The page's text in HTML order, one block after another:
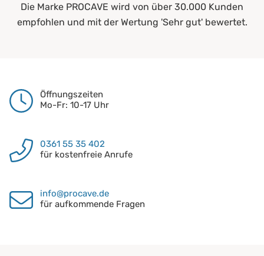
Die Marke PROCAVE wird von über 30.000 Kunden
empfohlen und mit der Wertung 'Sehr gut' bewertet.
Öffnungszeiten
Mo-Fr: 10-17 Uhr
0361 55 35 402
für kostenfreie Anrufe
info@procave.de
für aufkommende Fragen